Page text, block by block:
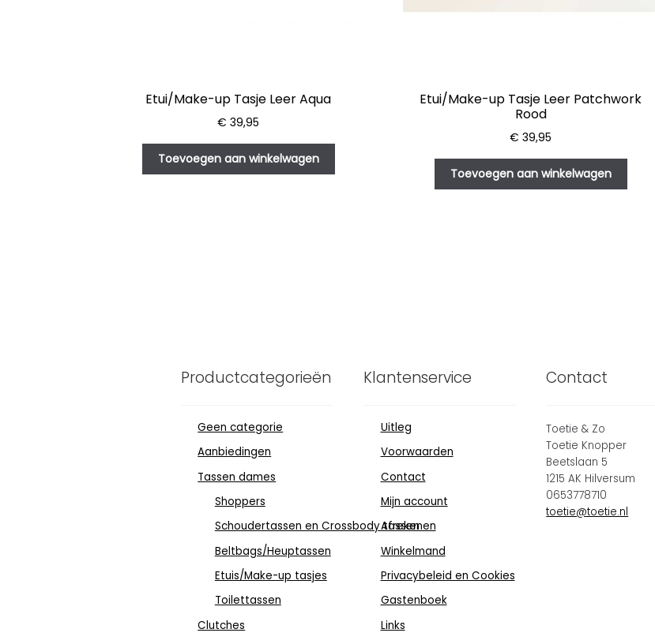
Etui/Make-up Tasje Leer Aqua
€ 39,95
Toevoegen aan winkelwagen
Etui/Make-up Tasje Leer Patchwork
Rood
€ 39,95
Toevoegen aan winkelwagen
Productcategorieën
Geen categorie
Aanbiedingen
Tassen dames
Shoppers
Schoudertassen en Crossbody tassen
Beltbags/Heuptassen
Etuis/Make-up tasjes
Toilettassen
Clutches
Klantenservice
Uitleg
Voorwaarden
Contact
Mijn account
Afrekenen
Winkelmand
Privacybeleid en Cookies
Gastenboek
Links
Contact
Toetie & Zo
Toetie Knopper
Beetslaan 5
1215 AK Hilversum
0653778710
toetie@toetie.nl